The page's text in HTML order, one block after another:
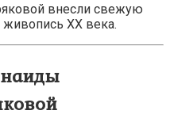
внесли свежую
XX века.